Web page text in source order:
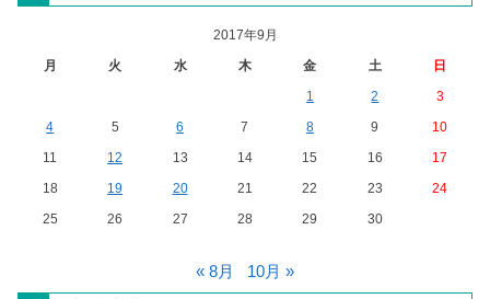
2017年9月
月
火 水 木 金 土
日
1
2
3
4
5 6 7 8 9
10
11
12 13 14 15 16
17
18
19 20 21 22 23
24
25
26 27 28 29 30
« 8月 10月 »